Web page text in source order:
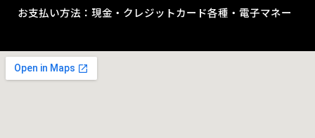
お支払い方法：現金・クレジットカード各種・電子マネー